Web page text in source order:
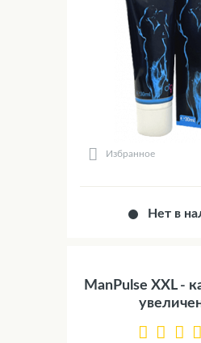
Избранное
Нет в
ManPulse XXL -